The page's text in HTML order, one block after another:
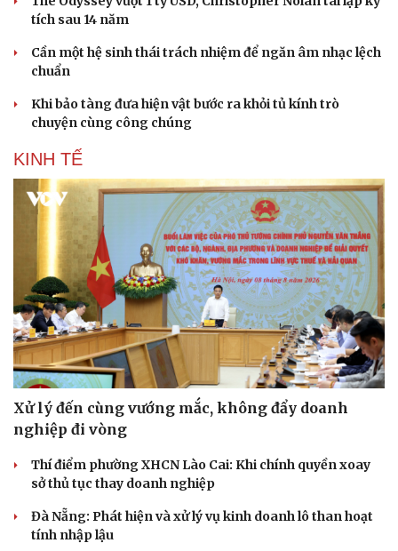
tích sau 14 năm
Cần một hệ sinh thái trách nhiệm để ngăn âm nhạc lệch
chuẩn
Khi bảo tàng đưa hiện vật bước ra khỏi tủ kính trò
chuyện cùng công chúng
KINH TẾ
Xử lý đến cùng vướng mắc, không đẩy doanh
nghiệp đi vòng
Thí điểm phường XHCN Lào Cai: Khi chính quyền xoay
sở thủ tục thay doanh nghiệp
Đà Nẵng: Phát hiện và xử lý vụ kinh doanh lô than hoạt
tính nhập lậu